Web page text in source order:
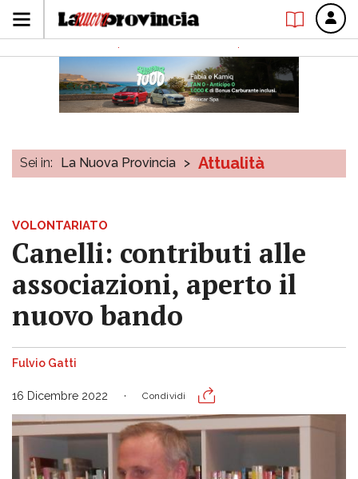
Sei in: La Nuova Provincia > Attualità
VOLONTARIATO
Canelli: contributi alle
associazioni, aperto il
nuovo bando
Fulvio Gatti
16 Dicembre 2022 Condividi